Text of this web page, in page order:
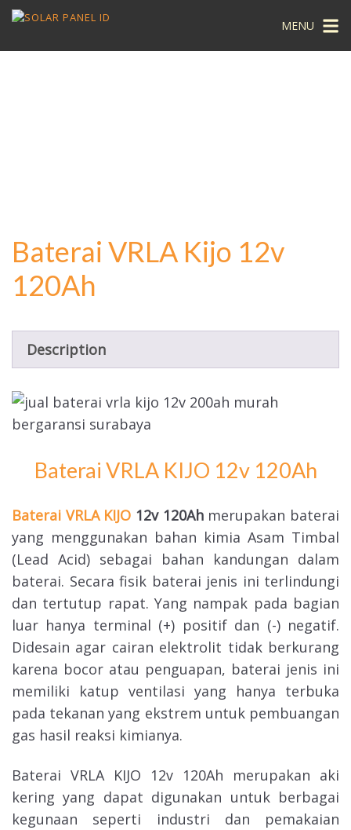
MENU
Baterai VRLA Kijo 12v
120Ah
Description
Baterai VRLA KIJO 12v 120Ah
Baterai VRLA KIJO 12v 120Ahmerupakan baterai
yang menggunakan bahan kimia Asam Timbal
(Lead Acid) sebagai bahan kandungan dalam
baterai. Secara fisik baterai jenis ini terlindungi
dan tertutup rapat. Yang nampak pada bagian
luar hanya terminal (+) positif dan (-) negatif.
Didesain agar cairan elektrolit tidak berkurang
karena bocor atau penguapan, baterai jenis ini
memiliki katup ventilasi yang hanya terbuka
pada tekanan yang ekstrem untuk pembuangan
gas hasil reaksi kimianya.
Baterai VRLA KIJO 12v 120Ah merupakan aki
kering yang dapat digunakan untuk berbagai
kegunaan seperti industri dan pemakaian